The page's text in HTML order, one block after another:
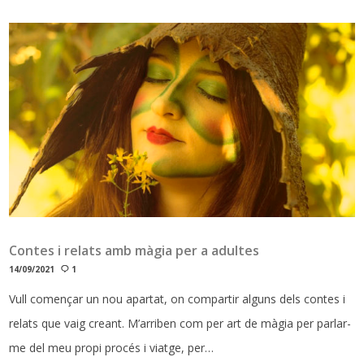
Contes i relats amb màgia per a adultes
14/09/2021 1
Vull començar un nou apartat, on compartir alguns dels contes i
relats que vaig creant. M’arriben com per art de màgia per parlar-
me del meu propi procés i viatge, per…